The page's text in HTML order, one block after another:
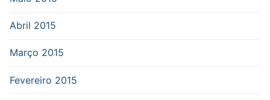
Abril 2015
Março 2015
Fevereiro 2015